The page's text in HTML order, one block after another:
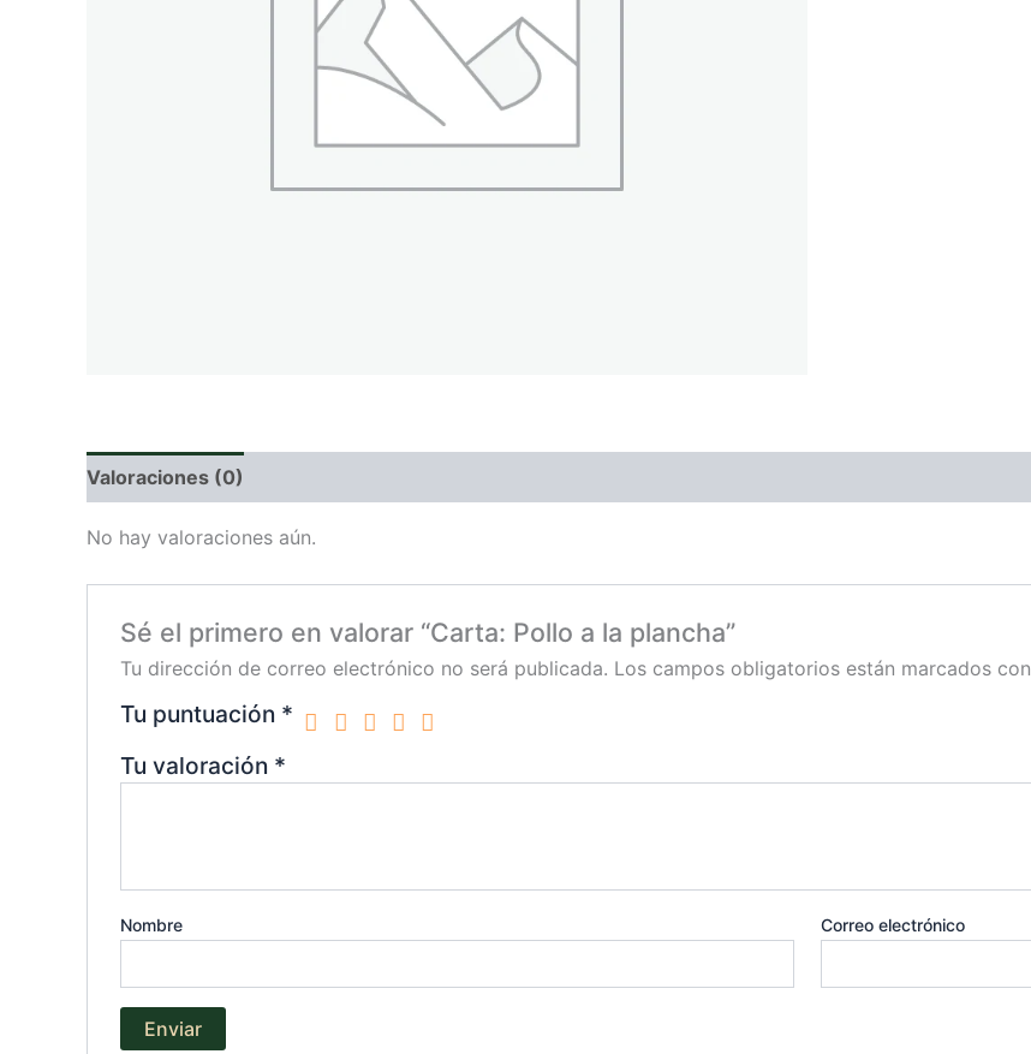
Valoraciones (0)
No hay valoraciones aún.
Sé el primero en valorar “Carta: Pollo a la plancha”
Tu dirección de correo electrónico no será publicada. Los campos obligatorios están marcados con
Tu puntuación *
Tu valoración *
Nombre Correo electrónico